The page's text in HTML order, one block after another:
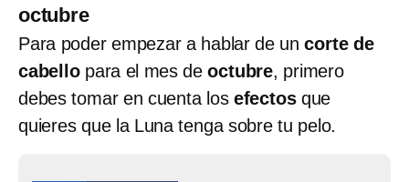
octubre
Para poder empezar a hablar de uncorte de
cabellopara el mes de octubre, primero
debes tomar en cuenta los efectosque
quieres que la Luna tenga sobre tu pelo.